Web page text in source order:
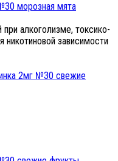
морозная мята
алкоголизме, токсико-
никотиновой зависимости